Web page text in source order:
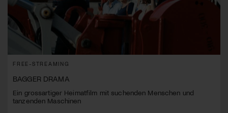
FREE-STREAMING
BAGGER DRAMA
Ein grossartiger Heimatfilm mit suchenden Menschen und
tanzenden Maschinen